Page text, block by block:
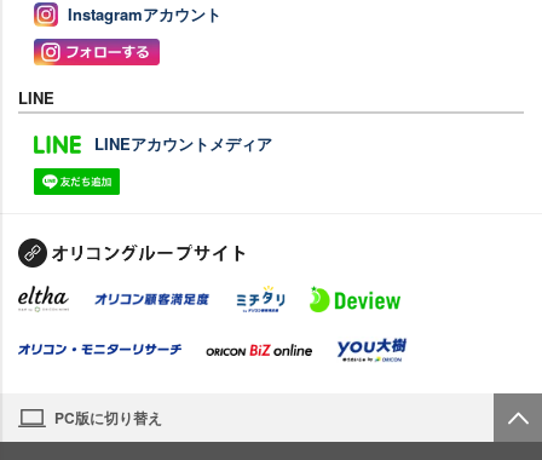
Instagramアカウント
LINE
LINEアカウントメディア
PC版に切り替え